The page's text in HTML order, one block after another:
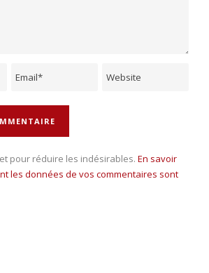
pour réduire les indésirables. En savoir
les données de vos commentaires sont